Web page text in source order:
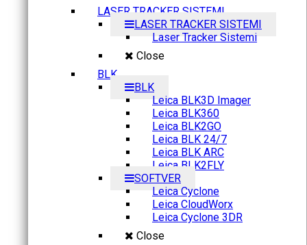
LASER TRACKER SISTEMI
LASER TRACKER SISTEMI
Laser Tracker Sistemi
Close
BLK
BLK
Leica BLK3D Imager
Leica BLK360
Leica BLK2GO
Leica BLK 24/7
Leica BLK ARC
Leica BLK2FLY
SOFTVER
Leica Cyclone
Leica CloudWorx
Leica Cyclone 3DR
Close